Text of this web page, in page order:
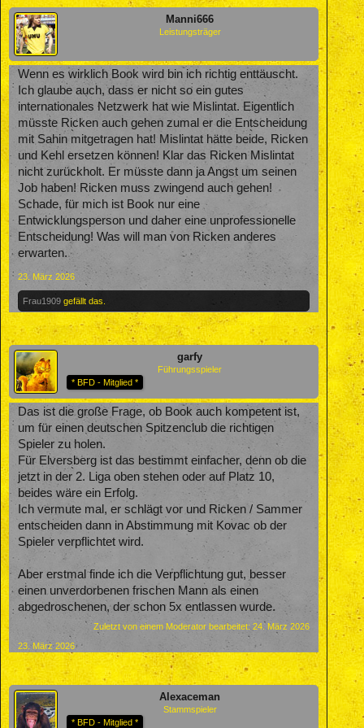
Manni666
Leistungsträger
Wenn es wirklich Book wird bin ich richtig enttäuscht.
Ich glaube auch, dass er nicht so ein gutes
internationales Netzwerk hat wie Mislintat. Eigentlich
müsste Ricken auch gehen zumal er die Entscheidung
mit Sahin mitgetragen hat! Mislintat hätte beide, Ricken
und Kehl ersetzen können! Klar das Ricken Mislintat
nicht zurückholt. Er müsste dann ja Angst um seinen
Job haben! Ricken muss zwingend auch gehen!
Schade, für mich ist Book nur eine
Entwicklungsperson und daher eine unprofessionelle
Entscheidung! Was will man von Ricken anderes
erwarten.
23. März 2026
Frau1909 gefällt das.
garfy
Führungsspieler
* BFD - Mitglied *
Das ist die große Frage, ob Book auch kompetent ist,
um für einen deutschen Spitzenclub die richtigen
Spieler zu holen.
Für Elversberg ist das bestimmt einfacher, denn ob die
jetzt in der 2. Liga oben stehen oder auf Platz 10,
beides wäre ein Erfolg.
Ich vermute mal, er schlägt vor und Ricken / Sammer
entscheiden dann in Abstimmung mit Kovac ob der
Spieler verpflichtet wird.
Aber erstmal finde ich die Verpflichtung gut, besser
einen unverdorbenen frischen Mann als einen
abgedroschenen, der schon 5x entlassen wurde.
Zuletzt von einem Moderator bearbeitet:24. März 2026
23. März 2026
Alexaceman
Stammspieler
* BFD - Mitglied *